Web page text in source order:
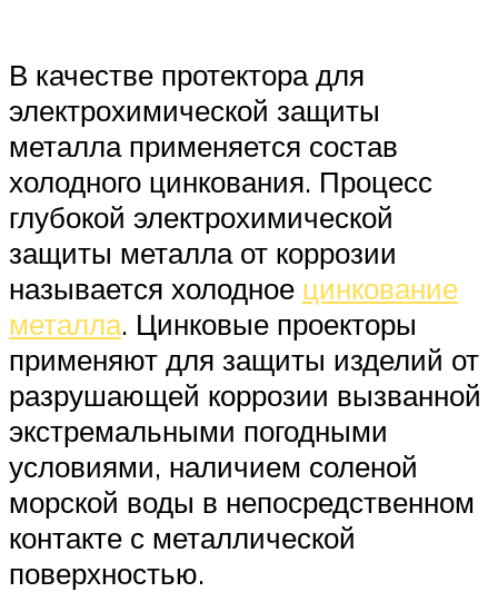
В качестве протектора для
электрохимической защиты
металла применяется состав
холодного цинкования. Процесс
глубокой электрохимической
защиты металла от коррозии
называется холодное цинкование
металла. Цинковые проекторы
применяют для защиты изделий от
разрушающей коррозии вызванной
экстремальными погодными
условиями, наличием соленой
морской воды в непосредственном
контакте с металлической
поверхностью.